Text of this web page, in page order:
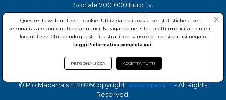
Sociale 700.000 Euro i.v.
Tel.06 81156444- Sede Operativa: Via delle Imprese, 7 - 00030
San Cesareo (RM)
© Pio Macarra s.r.l.2026Copyright: www.onedil.it - All Rights
Reserved.
Questo sito web utilizza i cookie. Utilizziamo i cookie per statistiche e per
personalizzare contenuti ed annunci. Navigando nel sito accetti implicitamente il
loro utilizzo. Chiudendo questa finestra, il consenso è da considerarsi negato.
Leggi l'informativa completa qui.
PERSONALIZZA ACCETTA TUTTI